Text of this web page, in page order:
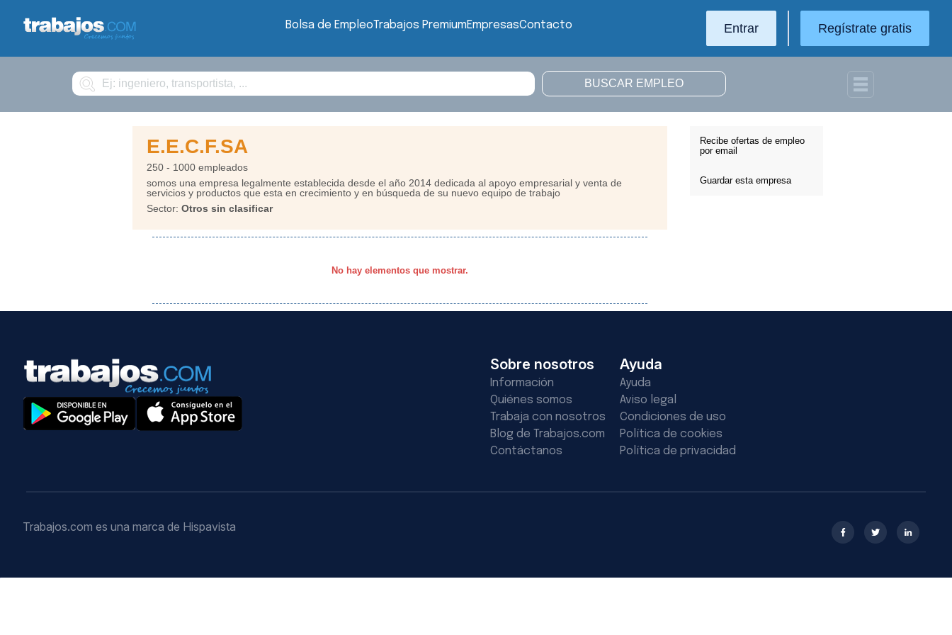
Bolsa de EmpleoTrabajos PremiumEmpresasContacto Entrar Regístrate gratis
Buscar
Recibe ofertas de empleo
por email
Guardar esta empresa
E.E.C.F.SA
250 - 1000 empleados
somos una empresa legalmente establecida desde el año 2014 dedicada al apoyo empresarial y venta de
servicios y productos que esta en crecimiento y en búsqueda de su nuevo equipo de trabajo
Sector: Otros sin clasificar
No hay elementos que mostrar.
Sobre nosotros
Información
Quiénes somos
Trabaja con nosotros
Blog de Trabajos.com
Contáctanos
Ayuda
Ayuda
Aviso legal
Condiciones de uso
Política de cookies
Política de privacidad
Trabajos.com es una marca de Hispavista